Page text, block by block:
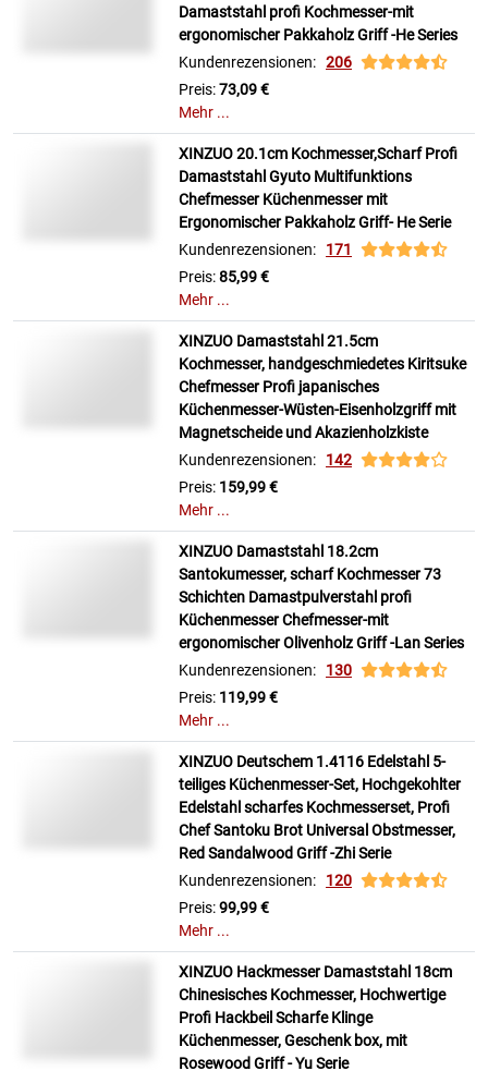
Damaststahl profi Kochmesser-mit
ergonomischer Pakkaholz Griff -He Series
Kundenrezensionen: 206
Preis:73,09 €
Mehr ...
XINZUO 20.1cm Kochmesser,Scharf Profi
Damaststahl Gyuto Multifunktions
Chefmesser Küchenmesser mit
Ergonomischer Pakkaholz Griff- He Serie
Kundenrezensionen: 171
Preis:85,99 €
Mehr ...
XINZUO Damaststahl 21.5cm
Kochmesser, handgeschmiedetes Kiritsuke
Chefmesser Profi japanisches
Küchenmesser-Wüsten-Eisenholzgriff mit
Magnetscheide und Akazienholzkiste
Kundenrezensionen: 142
Preis: 159,99 €
Mehr ...
XINZUO Damaststahl 18.2cm
Santokumesser, scharf Kochmesser 73
Schichten Damastpulverstahl profi
Küchenmesser Chefmesser-mit
ergonomischer Olivenholz Griff -Lan Series
Kundenrezensionen: 130
Preis: 119,99 €
Mehr ...
XINZUO Deutschem 1.4116 Edelstahl 5-
teiliges Küchenmesser-Set, Hochgekohlter
Edelstahl scharfes Kochmesserset, Profi
Chef Santoku Brot Universal Obstmesser,
Red Sandalwood Griff -Zhi Serie
Kundenrezensionen: 120
Preis:99,99 €
Mehr ...
XINZUO Hackmesser Damaststahl 18cm
Chinesisches Kochmesser, Hochwertige
Profi Hackbeil Scharfe Klinge
Küchenmesser, Geschenk box, mit
Rosewood Griff - Yu Serie